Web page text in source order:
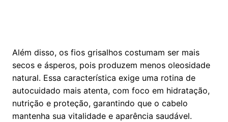
Além disso, os fios grisalhos costumam ser mais
secos e ásperos, pois produzem menos oleosidade
natural. Essa característica exige uma rotina de
autocuidado mais atenta, com foco em hidratação,
nutrição e proteção, garantindo que o cabelo
mantenha sua vitalidade e aparência saudável.